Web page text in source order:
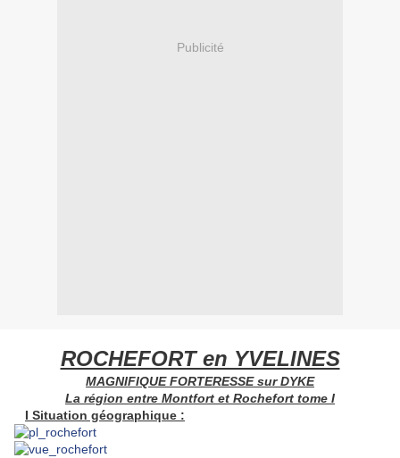
Publicité
ROCHEFORT en YVELINES
MAGNIFIQUE FORTERESSE sur DYKE
La région entre Montfort et Rochefort tome I
I Situation géographique :